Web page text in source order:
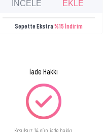
Sepette Ekstra%15 İndirim
İNCELE
EKLE
İade Hakkı
Koşulsuz 14 gün iade hakkı.